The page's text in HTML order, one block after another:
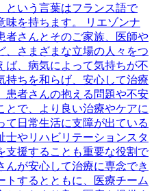
という言葉はフランス語で
味を持ちます。 リエゾンナ
者さんとそのご家族、医師や
、さまざまな立場の人々をつ
ば、病気によって気持ちが不
持ちを和らげ、安心して治療
患者さんの抱える問題や不安
とで、より良い治療やケアに
て日常生活に支障が出ている
士やリハビリテーションスタ
支援することも重要な役割で
が安心して治療に専念でき
トするとともに、医療チーム